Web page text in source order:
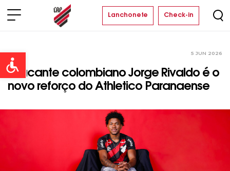
Open toolbar
Lanchonete Check-in
5 JUN 2026
Atacante colombiano Jorge Rivaldo é o
novo reforço do Athletico Paranaense